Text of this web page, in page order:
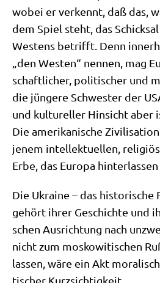
wobei er ver­kennt, daß das,
dem Spiel steht, das
Westens betrifft. Denn
„den Westen“ nen­nen, mag
schaft­li­cher, poli­ti­scher und
die jün­ge­re Schwe­ster der
und kul­tu­rel­ler Hin­sicht aber
Die ame­ri­ka­ni­sche
jenem intel­lek­tu­el­len,
Erbe, das Euro­pa
Die Ukrai­ne – das histo­ri­sche
gehört ihrer Geschich­te und
schen Aus­rich­tung nach
nicht zum mos­ko­wi­ti­schen
las­sen, wäre ein Akt